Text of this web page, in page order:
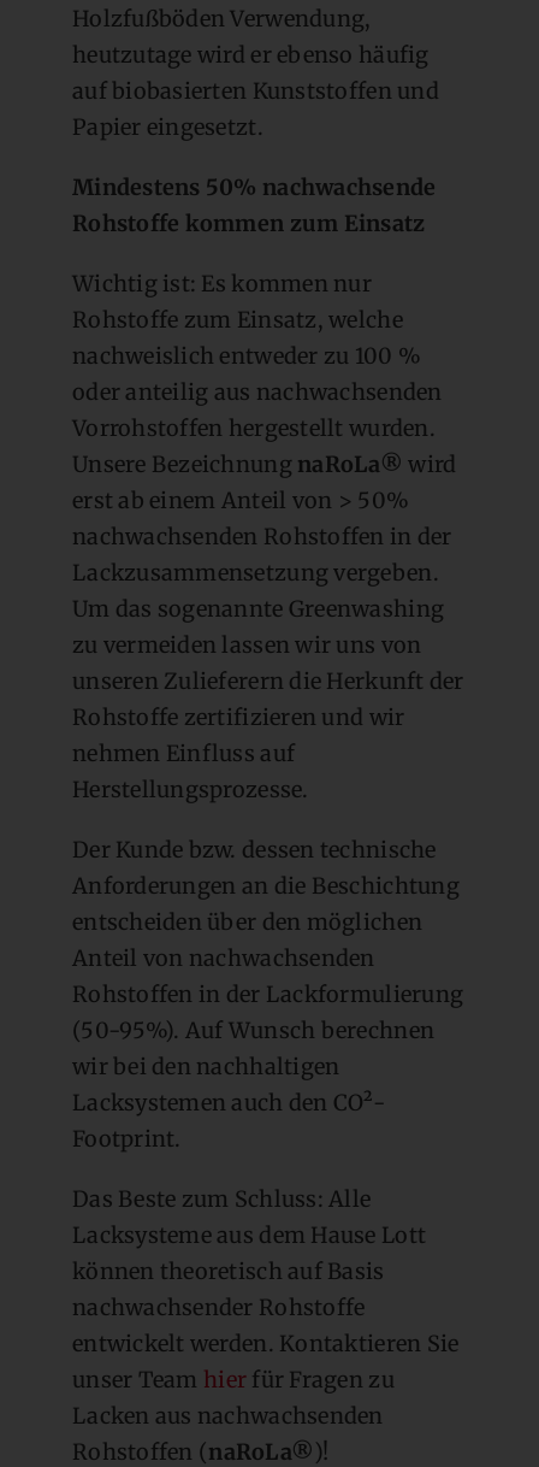
Holzfußböden Verwendung,
heutzutage wird er ebenso häufig
auf biobasierten Kunststoffen und
Papier eingesetzt.
Mindestens 50% nachwachsende
Rohstoffe kommen zum Einsatz
Wichtig ist: Es kommen nur
Rohstoffe zum Einsatz, welche
nachweislich entweder zu 100 %
oder anteilig aus nachwachsenden
Vorrohstoffen hergestellt wurden.
Unsere Bezeichnung naRoLa® wird
erst ab einem Anteil von > 50%
nachwachsenden Rohstoffen in der
Lackzusammensetzung vergeben.
Um das sogenannte Greenwashing
zu vermeiden lassen wir uns von
unseren Zulieferern die Herkunft der
Rohstoffe zertifizieren und wir
nehmen Einfluss auf
Herstellungsprozesse.
Der Kunde bzw. dessen technische
Anforderungen an die Beschichtung
entscheiden über den möglichen
Anteil von nachwachsenden
Rohstoffen in der Lackformulierung
(50-95%). Auf Wunsch berechnen
wir bei den nachhaltigen
Lacksystemen auch den CO²-
Footprint.
Das Beste zum Schluss: Alle
Lacksysteme aus dem Hause Lott
können theoretisch auf Basis
nachwachsender Rohstoffe
entwickelt werden. Kontaktieren Sie
unser Team hier für Fragen zu
Lacken aus nachwachsenden
Rohstoffen (naRoLa®)!